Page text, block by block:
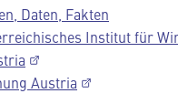
Daten, Fakten
Institut für
Austria